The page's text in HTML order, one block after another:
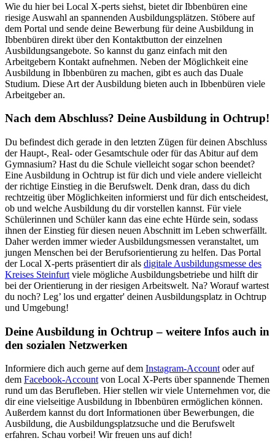
Wie du hier bei Local X-perts siehst, bietet dir Ibbenbüren eine
riesige Auswahl an spannenden Ausbildungsplätzen. Stöbere auf
dem Portal und sende deine Bewerbung für deine Ausbildung in
Ibbenbüren direkt über den Kontaktbutton der einzelnen
Ausbildungsangebote. So kannst du ganz einfach mit den
Arbeitgebern Kontakt aufnehmen. Neben der Möglichkeit eine
Ausbildung in Ibbenbüren zu machen, gibt es auch das Duale
Studium. Diese Art der Ausbildung bieten auch in Ibbenbüren viele
Arbeitgeber an.
Nach dem Abschluss? Deine Ausbildung in Ochtrup!
Du befindest dich gerade in den letzten Zügen für deinen Abschluss
der Haupt-, Real- oder Gesamtschule oder für das Abitur auf dem
Gymnasium? Hast du die Schule vielleicht sogar schon beendet?
Eine Ausbildung in Ochtrup ist für dich und viele andere vielleicht
der richtige Einstieg in die Berufswelt. Denk dran, dass du dich
rechtzeitig über Möglichkeiten informierst und für dich entscheidest,
ob und welche Ausbildung du dir vorstellen kannst. Für viele
Schülerinnen und Schüler kann das eine echte Hürde sein, sodass
ihnen der Einstieg für diesen neuen Abschnitt im Leben schwerfällt.
Daher werden immer wieder Ausbildungsmessen veranstaltet, um
jungen Menschen bei der Berufsorientierung zu helfen. Das Portal
der Local X-perts präsentiert dir als digitale Ausbildungsmesse des
Kreises Steinfurt viele mögliche Ausbildungsbetriebe und hilft dir
bei der Orientierung in der riesigen Arbeitswelt. Na? Worauf wartest
du noch? Leg’ los und ergatter' deinen Ausbildungsplatz in Ochtrup
und Umgebung!
Deine Ausbildung in Ochtrup – weitere Infos auch in
den sozialen Netzwerken
Informiere dich auch gerne auf dem Instagram-Account oder auf
dem Facebook-Account von Local X-Perts über spannende Themen
rund um das Berufleben. Hier stellen wir viele Unternehmen vor, die
dir eine vielseitige Ausbildung in Ibbenbüren ermöglichen können.
Außerdem kannst du dort Informationen über Bewerbungen, die
Ausbildung, die Ausbildungsplatzsuche und die Berufswelt
erfahren. Schau vorbei! Wir freuen uns auf dich!